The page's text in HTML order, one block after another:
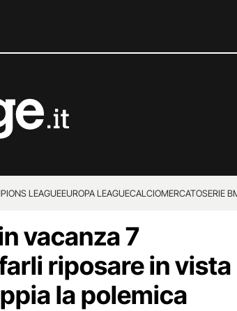
LEAGUEEUROPA LEAGUECALCIOMERCATOSERIE B
vacanza 7
riposare in vista
la polemica